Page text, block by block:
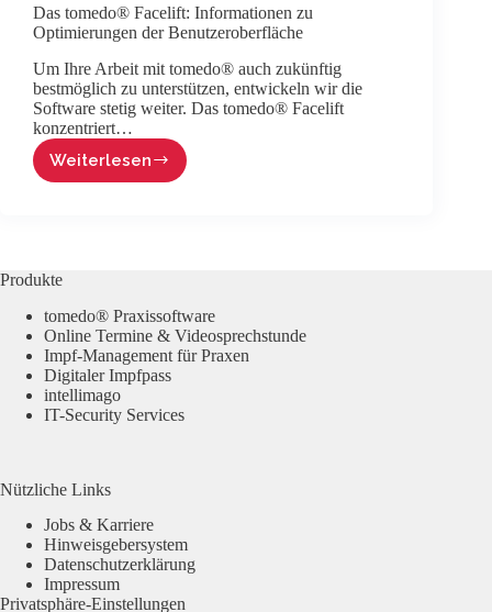
Das tomedo® Facelift: Informationen zu
Optimierungen der Benutzeroberfläche
Um Ihre Arbeit mit tomedo® auch zukünftig
bestmöglich zu unterstützen, entwickeln wir die
Software stetig weiter. Das tomedo® Facelift
konzentriert…
Weiterlesen
Das
tomedo®
Benutzeroberfläche
Produkte
tomedo® Praxissoftware
Online Termine & Videosprechstunde
Impf-Management für Praxen
Digitaler Impfpass
intellimago
IT-Security Services
Nützliche Links
Jobs & Karriere
Hinweisgebersystem
Datenschutzerklärung
Impressum
Privatsphäre-Einstellungen